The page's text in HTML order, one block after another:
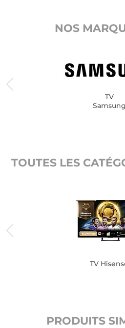
NOS
TV
Samsung
TOUTES LES
TV
PRODUITS